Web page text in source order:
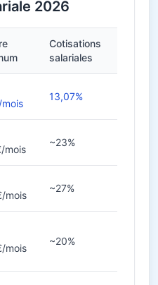
2026
Cotisations
salariales
13,07%
mois
~23%
mois
~27%
mois
~20%